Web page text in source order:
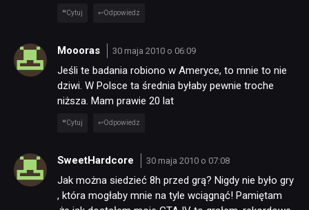
Cytuj Odpowiedz
Moooras 30 maja 2010 o 06:09
Jeśli te badania robiono w Ameryce, to mnie to nie
dziwi. W Polsce ta średnia byłaby pewnie troche
niższa. Mam prawie 20 lat
Cytuj Odpowiedz
SweetHardcore 30 maja 2010 o 07:08
Jak można siedzieć 8h przed grą? Nigdy nie było gry
, która mogłaby mnie na tyle wciągnąć! Pamiętam